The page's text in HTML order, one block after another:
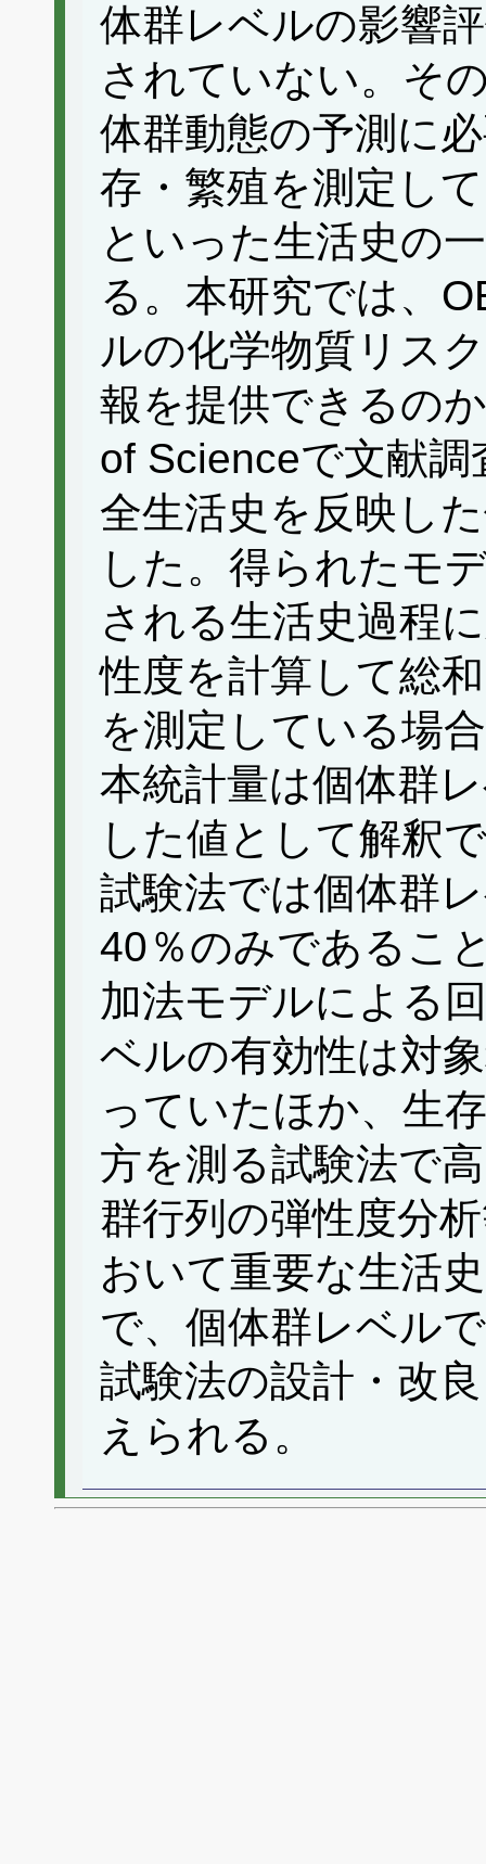
体群レベルの影響
されていない。そ
体群動態の予測に
存・繁殖を測定し
といった生活史の
る。本研究では、
ルの化学物質リス
報を提供できるの
of Scienceで文献
全生活史を反映し
した。得られたモ
される生活史過程
性度を計算して総
を測定している場
本統計量は個体群
した値として解釈
試験法では個体群
40％のみであるこ
加法モデルによる
ベルの有効性は対
っていたほか、生
方を測る試験法で
群行列の弾性度分
おいて重要な生活
で、個体群レベル
試験法の設計・改
えられる。